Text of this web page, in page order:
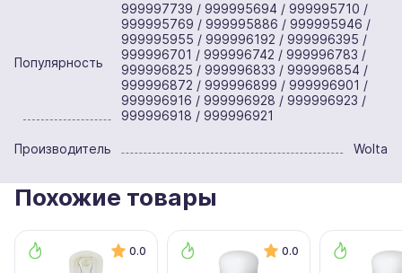
Популярность
999997739 / 999995694 / 999995710 /
999995769 / 999995886 / 999995946 /
999995955 / 999996192 / 999996395 /
999996701 / 999996742 / 999996783 /
999996825 / 999996833 / 999996854 /
999996872 / 999996899 / 999996901 /
999996916 / 999996928 / 999996923 /
999996918 / 999996921
Производитель Wolta
Похожие товары
0.0 0.0